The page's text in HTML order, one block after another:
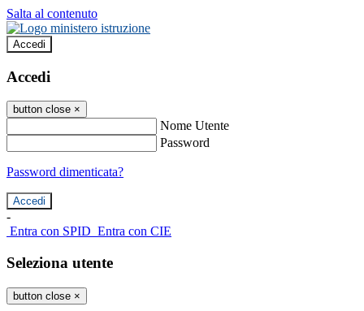
Salta al contenuto
Accedi
Accedi
button close ×
Nome Utente
Password
Password dimenticata?
-
Entra con SPID Entra con CIE
Seleziona utente
button close ×